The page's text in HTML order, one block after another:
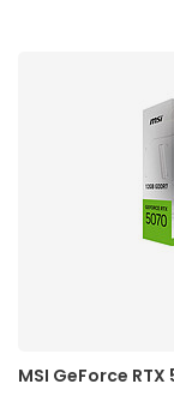
MSI GeForce RTX